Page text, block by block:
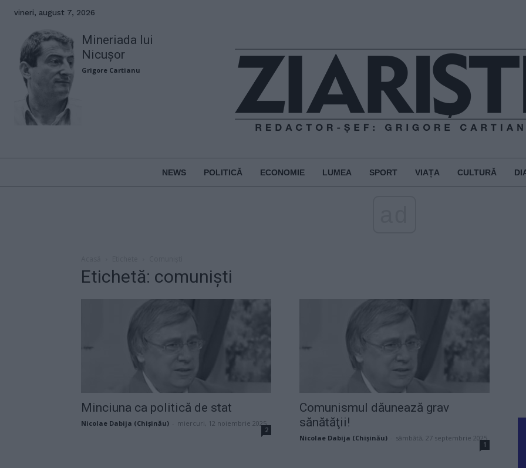
vineri, august 7, 2026
Mineriada lui
Nicușor
Grigore Cartianu
NEWS POLITICĂ ECONOMIE LUMEA SPORT VIAȚA CULTURĂ
Etichetă: comuniști
Minciuna ca politică de stat
Nicolae Dabija (Chișinău) miercuri, 12 noiembrie 2025
2
Comunismul dăunează grav
sănătăţii!
Nicolae Dabija (Chișinău) sâmbătă, 27 septembrie 2025
1